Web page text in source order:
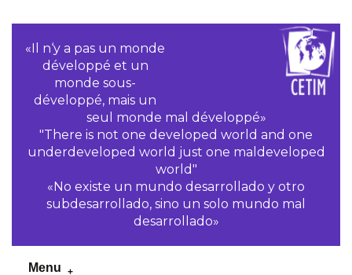
«Il n‘y a pas un monde
développé et un
monde sous-
développé, mais un
seul monde mal développé»
"There is not one developed world and one
underdeveloped world just one maldeveloped
world"
«No existe un mundo desarrollado y otro
subdesarrollado, sino un solo mundo mal
desarrollado»
Menu